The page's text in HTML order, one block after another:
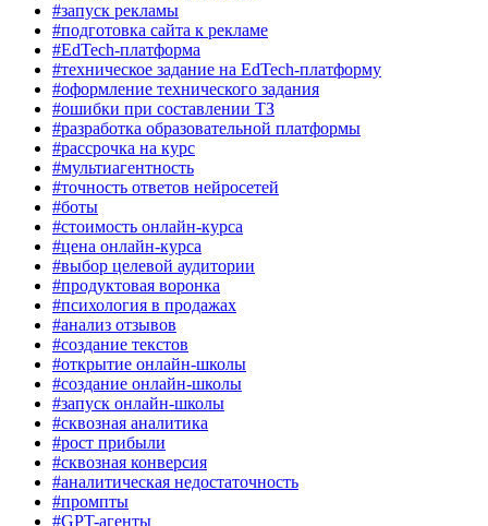
#запуск рекламы
#подготовка сайта к рекламе
#EdTech-платформа
#техническое задание на EdTech-платформу
#оформление технического задания
#ошибки при составлении ТЗ
#разработка образовательной платформы
#рассрочка на курс
#мультиагентность
#точность ответов нейросетей
#боты
#стоимость онлайн-курса
#цена онлайн-курса
#выбор целевой аудитории
#продуктовая воронка
#психология в продажах
#анализ отзывов
#создание текстов
#открытие онлайн-школы
#создание онлайн-школы
#запуск онлайн-школы
#сквозная аналитика
#рост прибыли
#сквозная конверсия
#аналитическая недостаточность
#промпты
#GPT-агенты